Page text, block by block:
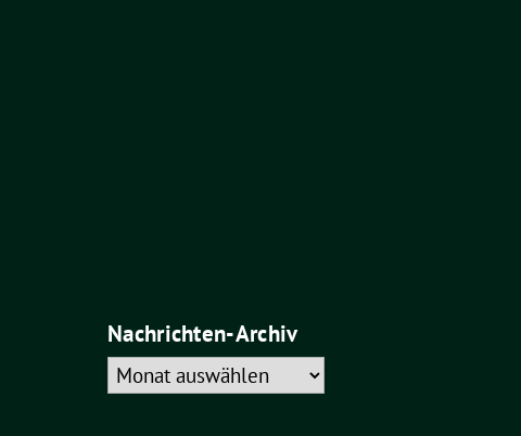
Nachrichten-Archiv
Nachrichten-
Archiv